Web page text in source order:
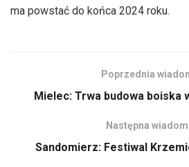
ma powstać do końca 2024 roku.
Poprzednia
Mielec: Trwa budowa boiska
Następna
Sandomierz: Festiwal